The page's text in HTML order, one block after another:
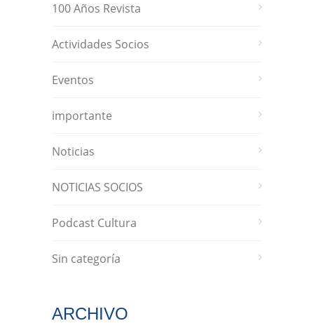
100 Años Revista
Actividades Socios
Eventos
importante
Noticias
NOTICIAS SOCIOS
Podcast Cultura
Sin categoría
ARCHIVO